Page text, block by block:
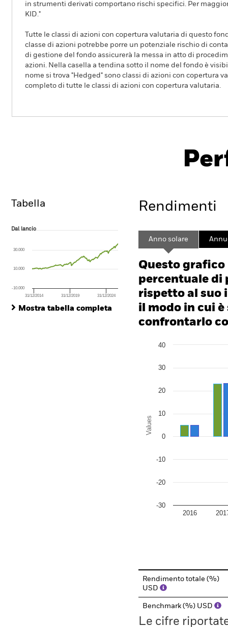
in strumenti derivati comportano rischi specifici. Per
KID."
Tutte le classi di azioni con copertura valutaria di questo
classe di azioni potrebbe porre un potenziale rischio di
di gestione del fondo assicurerà la messa in atto di
azioni. Nella casella a tendina sotto il nome del fondo è
nome si trova "Hedged" sono classi di azioni con copertura
completo di tutte le classi di azioni con copertura valutaria.
Rendimento
Tabella
Dal lancio
The chart has 1 X axis displaying Time. Range: 2014-10-01 00:00:00 to
The chart has 1 Y axis displaying values. Range: -200 to 400.
Dal lancio
31/12/2014 31/12/2019 31/12/2024
-10.000
10.000
30.000
Mostra tabella completa
Rendimenti
Anno solare
Questo
percentuale di
rispetto al suo
il modo in cui
confrontarlo
Bar chart with 2 data
The chart has 1 Y axis
Values
2016
-30
-20
-10
0
10
20
30
40
Rendimento totale (%)
USD
Benchmark (%) USD
Le cifre